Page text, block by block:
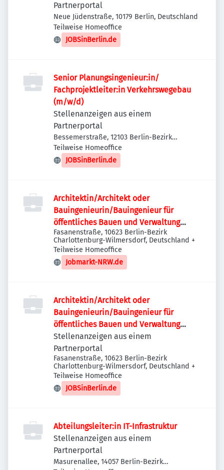
Partnerportal
Neue Jüdenstraße, 10179 Berlin, Deutschland
Teilweise Homeoffice
JOBSinBerlin.de
Senior Planungsingenieur:in/
Fachprojektleiter:in Verkehrswegebau
(m/w/d)
Stellenanzeigen aus einem
Partnerportal
Bessemerstraße, 12103 Berlin-Bezirk
Tempelhof-Schöneberg, Deutschland
Teilweise Homeoffice
JOBSinBerlin.de
Architektin/Architekt oder
Bauingenieurin/Bauingenieur für
öffentliches Bauen und Verwaltung
(w/m/d)
Fasanenstraße, 10623 Berlin-Bezirk
Charlottenburg-Wilmersdorf, Deutschland +
Teilweise Homeoffice
Jobmarkt-NRW.de
Architektin/Architekt oder
Bauingenieurin/Bauingenieur für
öffentliches Bauen und Verwaltung
(w/m/d)
Stellenanzeigen aus einem
Partnerportal
Fasanenstraße, 10623 Berlin-Bezirk
Charlottenburg-Wilmersdorf, Deutschland +
Teilweise Homeoffice
JOBSinBerlin.de
Abteilungsleiter:in IT-Infrastruktur
Stellenanzeigen aus einem
Partnerportal
Masurenallee, 14057 Berlin-Bezirk